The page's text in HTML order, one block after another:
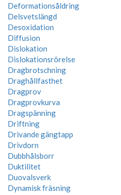
Deformationsåldring
Delsvetslängd
Desoxidation
Diffusion
Dislokation
Dislokationsrörelse
Dragbrotschning
Draghållfasthet
Dragprov
Dragprovkurva
Dragspänning
Driftning
Drivande gängtapp
Drivdorn
Dubbhålsborr
Duktilitet
Duovalsverk
Dynamisk fräsning